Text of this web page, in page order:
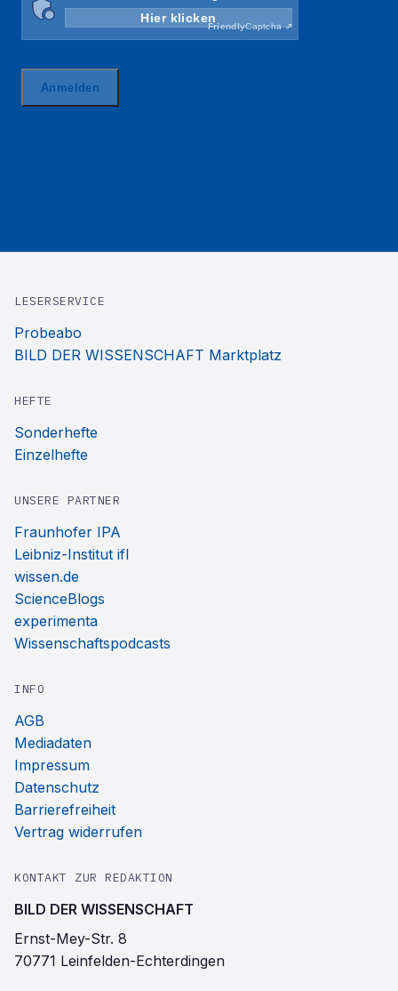
LESERSERVICE
Probeabo
BILD DER WISSENSCHAFT Marktplatz
HEFTE
Sonderhefte
Einzelhefte
UNSERE PARTNER
Fraunhofer IPA
Leibniz-Institut ifl
wissen.de
ScienceBlogs
experimenta
Wissenschaftspodcasts
INFO
AGB
Mediadaten
Impressum
Datenschutz
Barrierefreiheit
Vertrag widerrufen
KONTAKT ZUR REDAKTION
BILD DER WISSENSCHAFT
Ernst-Mey-Str. 8
70771 Leinfelden-Echterdingen